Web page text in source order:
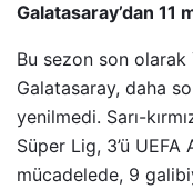
Galatasaray’dan 11
Bu sezon son olarak
Galatasaray, daha
yenilmedi. Sarı-
Süper Lig, 3’ü
mücadelede, 9